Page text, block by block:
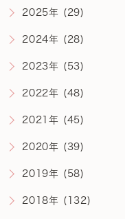
2025年 (29)
2024年 (28)
2023年 (53)
2022年 (48)
2021年 (45)
2020年 (39)
2019年 (58)
2018年 (132)